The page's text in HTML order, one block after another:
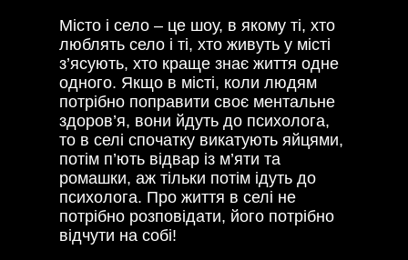
Місто і село – це шоу, в якому ті, хто
люблять село і ті, хто живуть у місті
з’ясують, хто краще знає життя одне
одного. Якщо в місті, коли людям
потрібно поправити своє ментальне
здоров’я, вони йдуть до психолога,
то в селі спочатку викатують яйцями,
потім п’ють відвар із м’яти та
ромашки, аж тільки потім ідуть до
психолога. Про життя в селі не
потрібно розповідати, його потрібно
відчути на собі!